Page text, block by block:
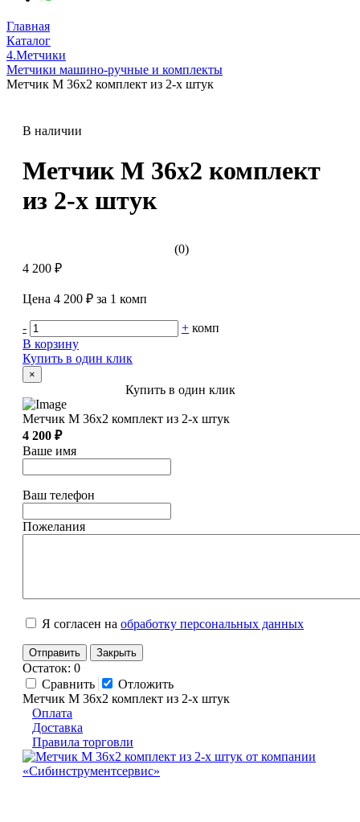
Главная
Каталог
4.Метчики
Метчики машино-ручные и комплекты
Метчик М 36х2 комплект из 2-х штук
В наличии
Метчик М 36х2 комплект
из 2-х штук
(0)
4 200 ₽
Цена 4 200 ₽ за 1 комп
- + комп
В корзину
Купить в один клик
×
Купить в один клик
Метчик М 36х2 комплект из 2-х штук
4 200 ₽
Ваше имя
Ваш телефон
Пожелания
Я согласен на обработку персональных данных
Отправить Закрыть
Остаток: 0
Сравнить
Отложить
Метчик М 36х2 комплект из 2-х штук
Оплата
Доставка
Правила торговли